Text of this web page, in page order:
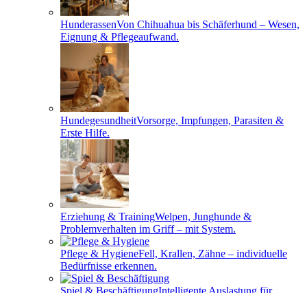
HunderassenVon Chihuahua bis Schäferhund – Wesen,
Eignung & Pflegeaufwand.
HundegesundheitVorsorge, Impfungen, Parasiten &
Erste Hilfe.
Erziehung & TrainingWelpen, Junghunde &
Problemverhalten im Griff – mit System.
Pflege & HygieneFell, Krallen, Zähne – individuelle
Bedürfnisse erkennen.
Spiel & BeschäftigungIntelligente Auslastung für